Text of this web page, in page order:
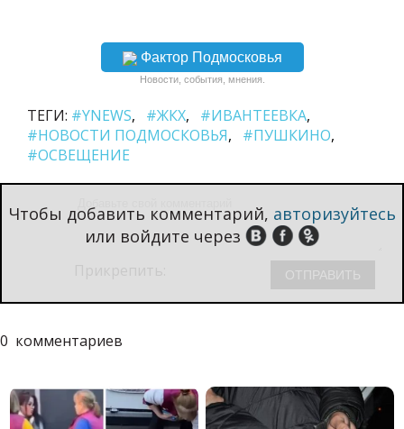
Фактор Подмосковья
Новости, события, мнения.
ТЕГИ: #YNEWS #ЖКХ
#ИВАНТЕЕВКА
#НОВОСТИ ПОДМОСКОВЬЯ
#ПУШКИНО
#ОСВЕЩЕНИЕ
Чтобы добавить комментарий, авторизуйтесь
или войдите через
0 комментариев